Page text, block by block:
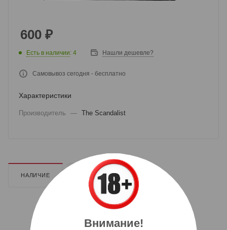
600 ₽
Есть в наличии: 4 Нашли дешевле?
Самовывоз сегодня - бесплатно
Характеристики
Производитель — The Scandalist
НАЛИЧИЕ ДОПОЛНИТЕЛЬНО
Внимание!